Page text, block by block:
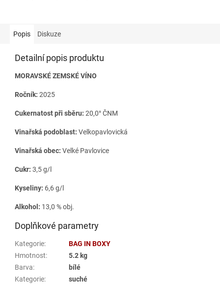
Popis Diskuze
Detailní popis produktu
MORAVSKÉ ZEMSKÉ VÍNO
Ročník: 2025
Cukernatost při sběru: 20,0° ČNM
Vinařská podoblast: Velkopavlovická
Vinařská obec: Velké Pavlovice
Cukr: 3,5 g/l
Kyseliny: 6,6 g/l
Alkohol: 13,0 % obj.
Doplňkové parametry
Kategorie:
BAG IN BOXY
Hmotnost:
5.2 kg
Barva:
bílé
Kategorie:
suché